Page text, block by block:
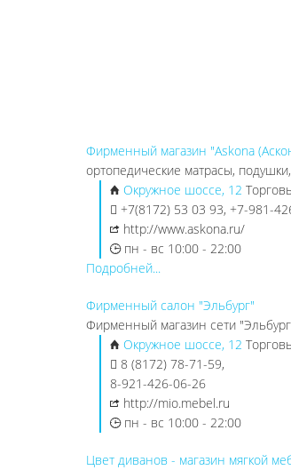
Фирменный магазин "Askona
ортопедические матрасы,
Окружное шоссе, 12
+7(8172) 53 03 93, +7-981-
http://www.askona.ru/
пн - вс 10:00 - 22:00
Подробней...
Фирменный салон "Эльбург"
Фирменный магазин сети
Окружное шоссе, 12
8 (8172) 78-71-59,
8-921-426-06-26
http://mio.mebel.ru
пн - вс 10:00 - 22:00
Цвет диванов - магазин мягкой